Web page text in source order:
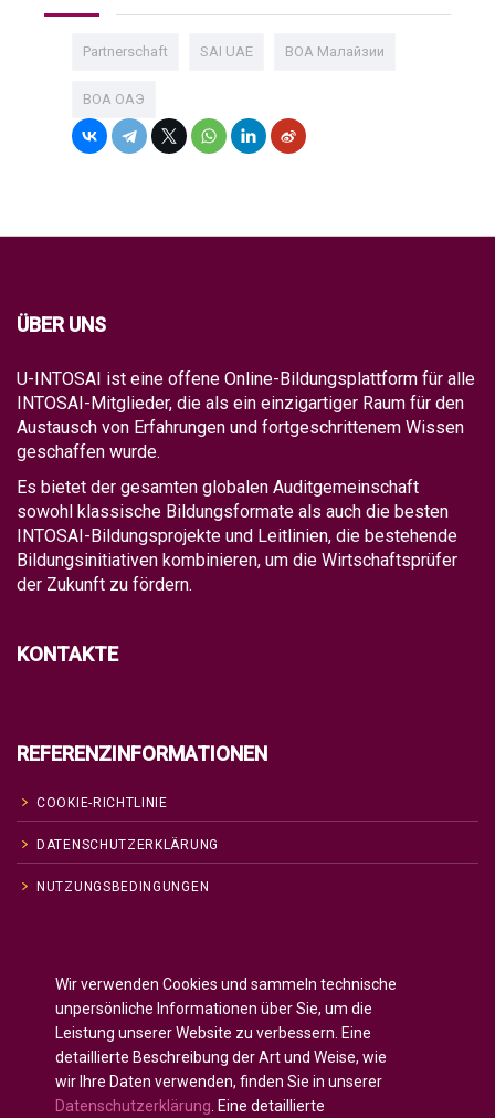
Partnerschaft SAI UAE ВОА Малайзии
ВОА ОАЭ
ÜBER UNS
U-INTOSAI ist eine offene Online-Bildungsplattform für alle
INTOSAI-Mitglieder, die als ein einzigartiger Raum für den
Austausch von Erfahrungen und fortgeschrittenem Wissen
geschaffen wurde.
Es bietet der gesamten globalen Auditgemeinschaft
sowohl klassische Bildungsformate als auch die besten
INTOSAI-Bildungsprojekte und Leitlinien, die bestehende
Bildungsinitiativen kombinieren, um die Wirtschaftsprüfer
der Zukunft zu fördern.
KONTAKTE
REFERENZINFORMATIONEN
COOKIE-RICHTLINIE
DATENSCHUTZERKLÄRUNG
NUTZUNGSBEDINGUNGEN
Русский( Russisch)
Español(Spanisch)
Français( Französisch)
Wir verwenden Cookies und sammeln technische
unpersönliche Informationen über Sie, um die
Leistung unserer Website zu verbessern. Eine
detaillierte Beschreibung der Art und Weise, wie
wir Ihre Daten verwenden, finden Sie in unserer
Datenschutzerklärung . Eine detaillierte